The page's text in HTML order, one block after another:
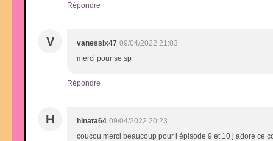
Répondre
V vanessix47 09/04/2022 21:03
merci pour se sp
Répondre
H hinata64 09/04/2022 20:23
coucou merci beaucoup pour l épisode 9 et 10 j adore ce